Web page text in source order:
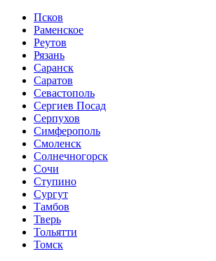
Псков
Раменское
Реутов
Рязань
Саранск
Саратов
Севастополь
Сергиев Посад
Серпухов
Симферополь
Смоленск
Солнечногорск
Сочи
Ступино
Сургут
Тамбов
Тверь
Тольятти
Томск